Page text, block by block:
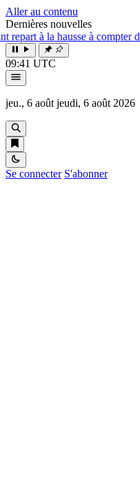
Aller au contenu
Dernières nouvelles
à la hausse à compter du 1er
09:41 UTC
jeu., 6 août jeudi, 6 août 2026
Se connecter S'abonner